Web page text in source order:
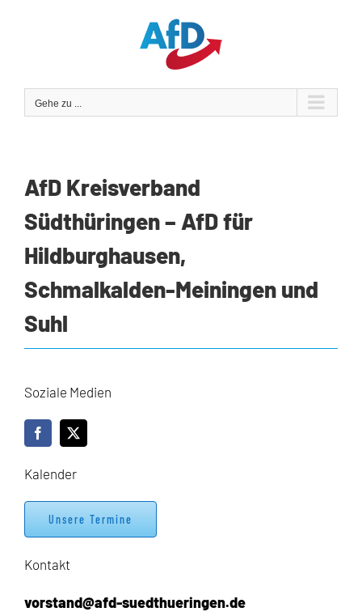
Gehe zu ...
AfD Kreisverband
Südthüringen – AfD für
Hildburghausen,
Schmalkalden-Meiningen und
Suhl
Soziale Medien
Kalender
Unsere Termine
Kontakt
vorstand@afd-suedthueringen.de